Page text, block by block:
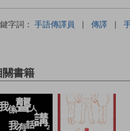
字詞： 手語傳譯員 | 傳譯 |
關書籍